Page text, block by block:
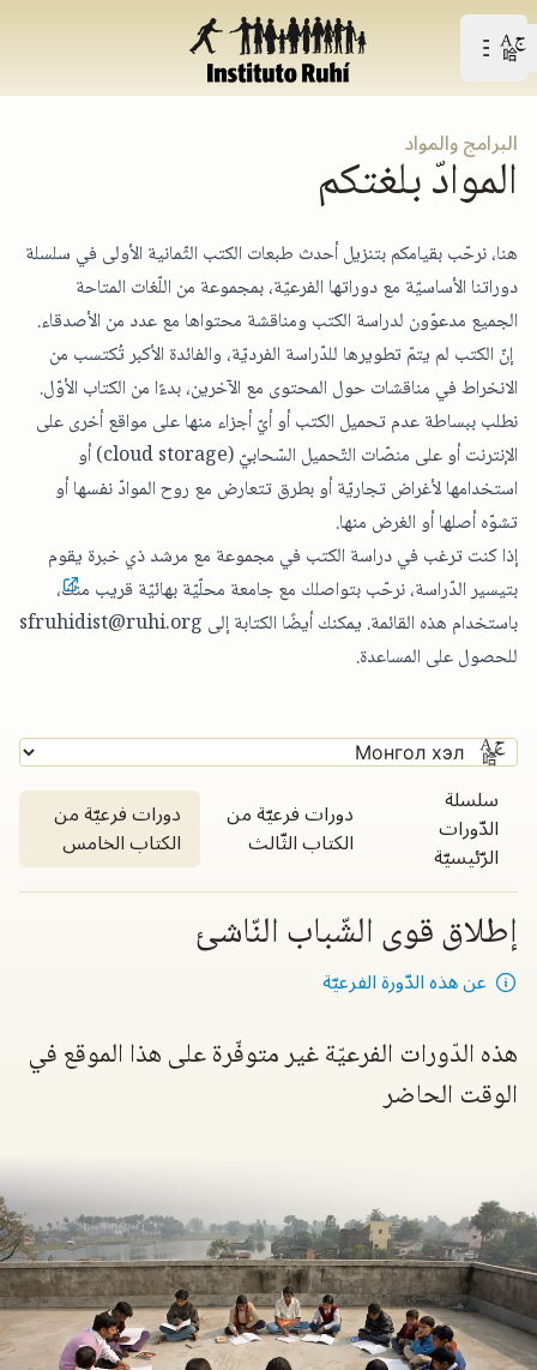
افتح القائمة الرّئيسيّة
Open user menu
البرامج والمواد
الموادّ بلغتكم
هنا، نرحّب بقيامكم بتنزيل أحدث طبعات الكتب الثّمانية الأولى في سلسلة
دوراتنا الأساسيّة مع دوراتها الفرعيّة، بمجموعة من اللّغات المتاحة
الجميع مدعوّون لدراسة الكتب ومناقشة محتواها مع عدد من الأصدقاء.
إنّ الكتب لم يتمّ تطويرها للدّراسة الفرديّة، والفائدة الأكبر تُكتسب من
الانخراط في مناقشات حول المحتوى مع الآخرين، بدءًا من الكتاب الأوّل.
نطلب ببساطة عدم تحميل الكتب أو أيّ أجزاء منها على مواقع أخرى على
الإنترنت أو على منصّات التّحميل السّحابيّ (cloud storage) أو
استخدامها لأغراض تجاريّة أو بطرق تتعارض مع روح الموادّ نفسها أو
تشوّه أصلها أو الغرض منها.
إذا كنت ترغب في دراسة الكتب في مجموعة مع مرشد ذي خبرة يقوم
بتيسير الدّراسة،نرحّب بتواصلك مع جامعة محلّيّة بهائيّة قريب منك،
باستخدام هذه القائمة. يمكنك أيضًا الكتابة إلى sfruhidist@ruhi.org
للحصول على المساعدة.
سلسلة
الدّورات
الرّئيسيّة
دورات فرعيّة من
الكتاب الثّالث
دورات فرعيّة من
الكتاب الخامس
إطلاق قوى الشّباب النّاشئ
عن هذه الدّورة الفرعيّة
هذه الدّورات الفرعيّة غير متوفّرة على هذا الموقع في
الوقت الحاضر